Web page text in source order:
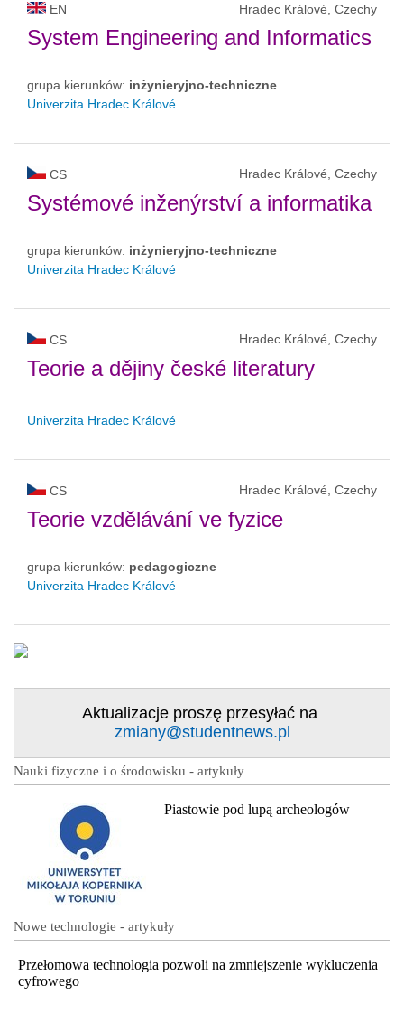
EN Hradec Králové, Czechy
System Engineering and Informatics
grupa kierunków: inżynieryjno-techniczne
Univerzita Hradec Králové
CS Hradec Králové, Czechy
Systémové inženýrství a informatika
grupa kierunków: inżynieryjno-techniczne
Univerzita Hradec Králové
CS Hradec Králové, Czechy
Teorie a dějiny české literatury
Univerzita Hradec Králové
CS Hradec Králové, Czechy
Teorie vzdělávání ve fyzice
grupa kierunków: pedagogiczne
Univerzita Hradec Králové
Aktualizacje proszę przesyłać na
zmiany@studentnews.pl
Nauki fizyczne i o środowisku - artykuły
Piastowie pod lupą archeologów
Nowe technologie - artykuły
Przełomowa technologia pozwoli na zmniejszenie wykluczenia
cyfrowego